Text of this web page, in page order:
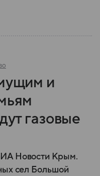
и
газовые
Новости Крым.
сел Большой